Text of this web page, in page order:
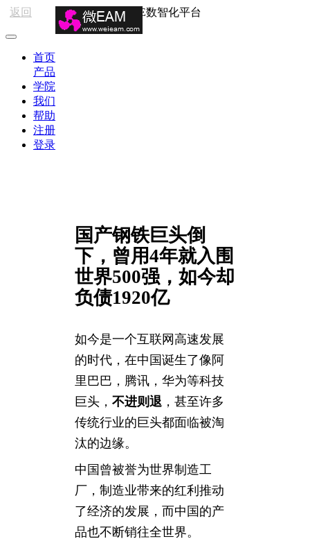
返回 HSE数智化平台
首页
产品
学院
我们
帮助
注册
登录
国产钢铁巨头倒
下，曾用4年就入围
世界500强，如今却
负债1920亿
如今是一个互联网高速发展
的时代，在中国诞生了像阿
里巴巴，腾讯，华为等科技
巨头， 不进则退 ，甚至许多
传统行业的巨头都面临被淘
汰的边缘。
中国曾被誉为世界制造工
厂，制造业带来的红利推动
了经济的发展，而中国的产
品也不断销往全世界。